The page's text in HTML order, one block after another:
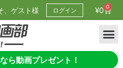
、ゲスト様 ログイン ¥0 0
ら動画プレゼント！